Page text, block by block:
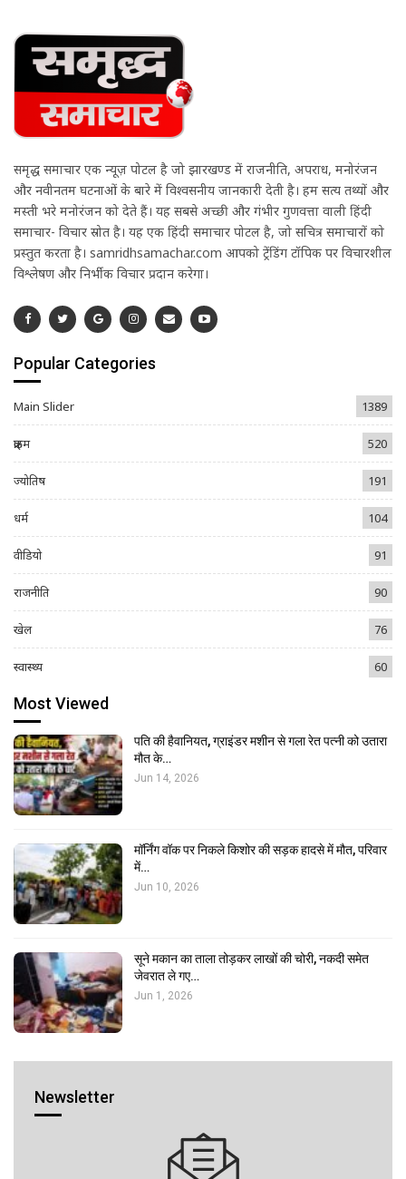
समृद्ध समाचार एक न्यूज़ पोर्टल है जो झारखण्ड में राजनीति, अपराध, मनोरंजन
और नवीनतम घटनाओं के बारे में विश्वसनीय जानकारी देती है। हम सत्य तथ्यों और
मस्ती भरे मनोरंजन को देते हैं। यह सबसे अच्छी और गंभीर गुणवत्ता वाली हिंदी
समाचार- विचार स्रोत है। यह एक हिंदी समाचार पोर्टल है, जो सचित्र समाचारों को
प्रस्तुत करता है। samridhsamachar.com आपको ट्रेंडिंग टॉपिक पर विचारशील
विश्लेषण और निर्भीक विचार प्रदान करेगा।
Popular Categories
Main Slider 1389
क्राइम 520
ज्योतिष 191
धर्म 104
वीडियो 91
राजनीति 90
खेल 76
स्वास्थ्य 60
Most Viewed
पति की हैवानियत, ग्राइंडर मशीन से गला रेत पत्नी को उतारा
मौत के…
Jun 14, 2026
मॉर्निंग वॉक पर निकले किशोर की सड़क हादसे में मौत, परिवार
में…
Jun 10, 2026
सूने मकान का ताला तोड़कर लाखों की चोरी, नकदी समेत
जेवरात ले गए…
Jun 1, 2026
Newsletter